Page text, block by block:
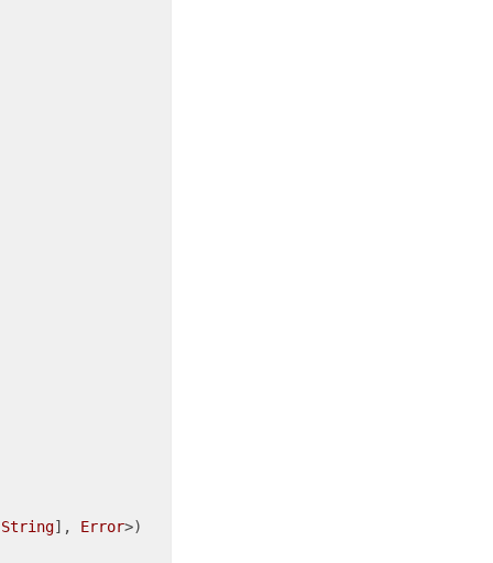
String], Error>)